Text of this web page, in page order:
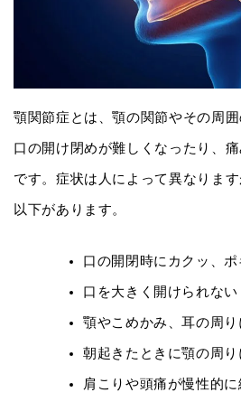
顎関節症とは、顎の関節やその周囲
口の開け閉めが難しくなったり、
です。症状は人によって異なりま
以下があります。
口の開閉時にカクッ、
口を大きく開けられない
顎やこめかみ、耳の周り
朝起きたときに顎の周
肩こりや頭痛が慢性的に